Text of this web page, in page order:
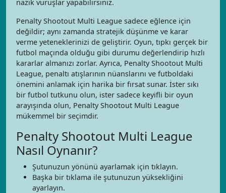
nazik vuruşlar yapabilirsiniz.
Penalty Shootout Multi League sadece eğlence için
değildir; aynı zamanda stratejik düşünme ve karar
verme yeteneklerinizi de geliştirir. Oyun, tıpkı gerçek bir
futbol maçında olduğu gibi durumu değerlendirip hızlı
kararlar almanızı zorlar. Ayrıca, Penalty Shootout Multi
League, penaltı atışlarının nüanslarını ve futboldaki
önemini anlamak için harika bir fırsat sunar. İster sıkı
bir futbol tutkunu olun, ister sadece keyifli bir oyun
arayışında olun, Penalty Shootout Multi League
mükemmel bir seçimdir.
Penalty Shootout Multi League
Nasıl Oynanır?
Şutunuzun yönünü ayarlamak için tıklayın.
Başka bir tıklama ile şutunuzun yüksekliğini
ayarlayın.